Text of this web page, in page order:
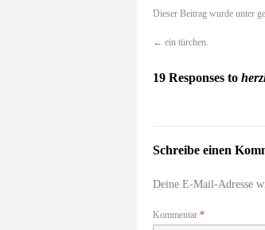
Dieser Beitrag wurde unter
← ein türchen.
19 Responses to
Schreibe einen
Deine E-Mail-Adresse
Kommentar *